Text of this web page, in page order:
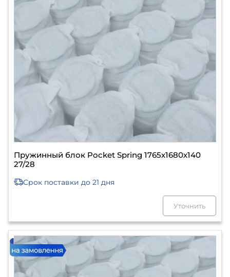
Пружинный блок Pocket Spring 1765х1680х140
27/28
Срок поставки до 21 дня
Уточнить